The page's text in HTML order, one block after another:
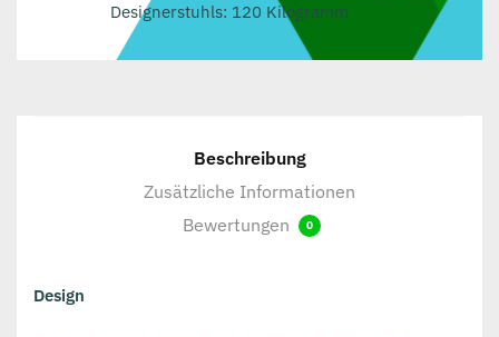
Designerstuhls: 120 Kilogramm
Beschreibung
Zusätzliche Informationen
Bewertungen
0
Design